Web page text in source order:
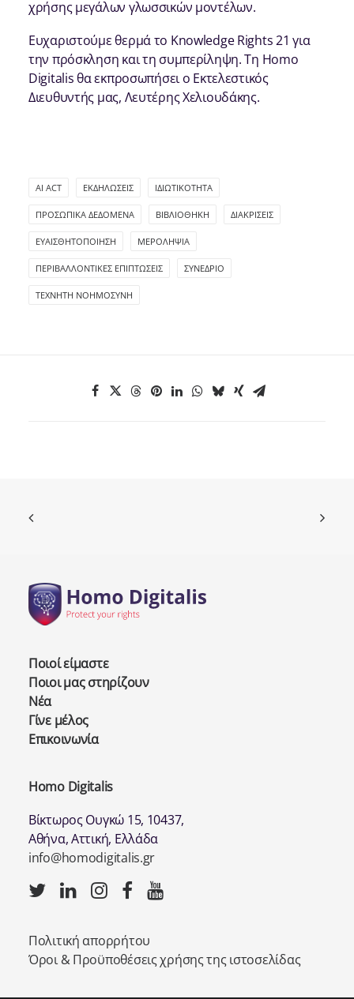
χρήσης μεγάλων γλωσσικών μοντέλων.
Ευχαριστούμε θερμά το Knowledge Rights 21 για
την πρόσκληση και τη συμπερίληψη. Τη Homo
Digitalis θα εκπροσωπήσει ο Εκτελεστικός
Διευθυντής μας, Λευτέρης Χελιουδάκης.
AI ACT ΕΚΔΗΛΏΣΕΙΣ ΙΔΙΩΤΙΚΌΤΗΤΑ
ΠΡΟΣΩΠΙΚΆ ΔΕΔΟΜΈΝΑ ΒΙΒΛΙΟΘΉΚΗ ΔΙΑΚΡΊΣΕΙΣ
ΕΥΑΙΣΘΗΤΟΠΟΊΗΣΗ ΜΕΡΟΛΗΨΊΑ
ΠΕΡΙΒΑΛΛΟΝΤΙΚΈΣ ΕΠΙΠΤΏΣΕΙΣ ΣΥΝΈΔΡΙΟ
ΤΕΧΝΗΤΉ ΝΟΗΜΟΣΎΝΗ
Ποιοί είμαστε
Ποιοι μας στηρίζουν
Νέα
Γίνε μέλος
Επικοινωνία
Homo Digitalis
Βίκτωρος Ουγκώ 15, 10437,
Αθήνα, Αττική, Ελλάδα
info@homodigitalis.gr
Πολιτική απορρήτου
Όροι & Προϋποθέσεις χρήσης της ιστοσελίδας